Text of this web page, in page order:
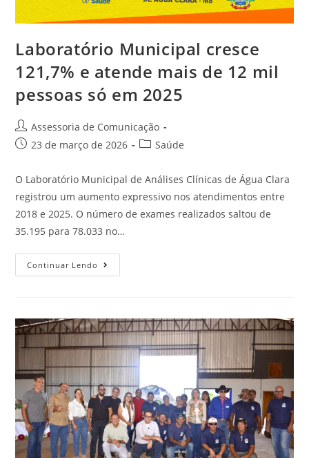
Laboratório Municipal cresce
121,7% e atende mais de 12 mil
pessoas só em 2025
Assessoria de Comunicação
23 de março de 2026
Saúde
O Laboratório Municipal de Análises Clínicas de Água Clara
registrou um aumento expressivo nos atendimentos entre
2018 e 2025. O número de exames realizados saltou de
35.195 para 78.033 no…
Continuar Lendo